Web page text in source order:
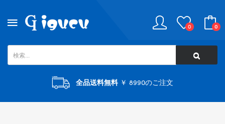
0 0
全品送料無料￥ 8990のご注文